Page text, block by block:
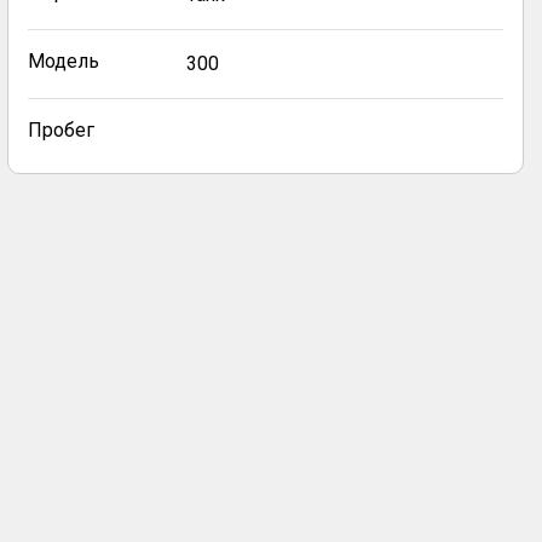
Модель 300
Пробег